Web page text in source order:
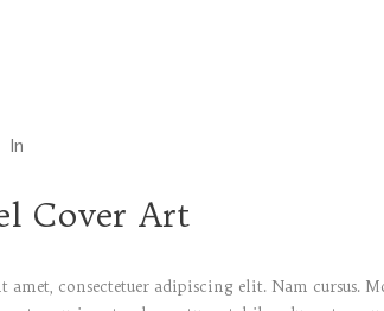
In
Cover Art
amet, consectetuer adipiscing elit. Nam cursus.